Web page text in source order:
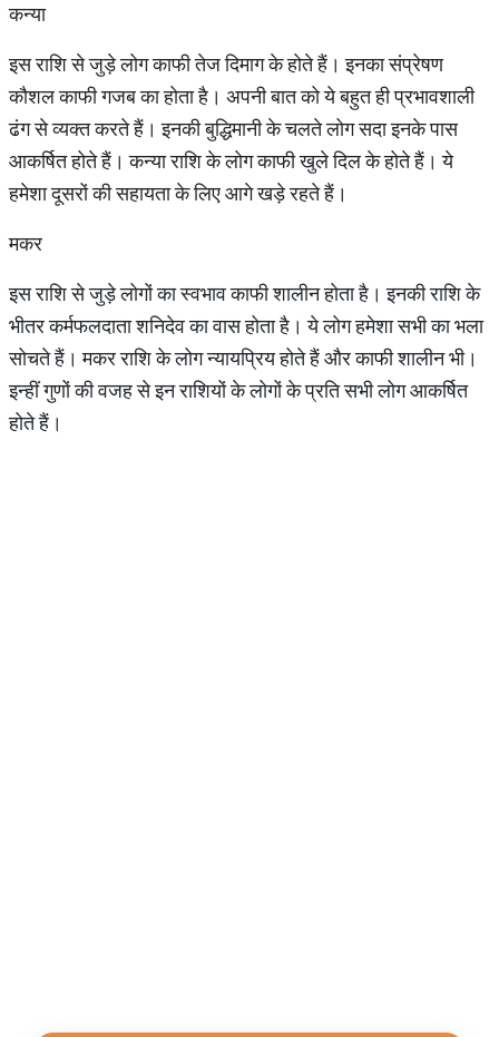
कन्या
इस राशि से जुड़े लोग काफी तेज दिमाग के होते हैं। इनका संप्रेषण
कौशल काफी गजब का होता है। अपनी बात को ये बहुत ही प्रभावशाली
ढंग से व्यक्त करते हैं। इनकी बुद्धिमानी के चलते लोग सदा इनके पास
आकर्षित होते हैं। कन्या राशि के लोग काफी खुले दिल के होते हैं। ये
हमेशा दूसरों की सहायता के लिए आगे खड़े रहते हैं।
मकर
इस राशि से जुड़े लोगों का स्वभाव काफी शालीन होता है। इनकी राशि के
भीतर कर्मफलदाता शनिदेव का वास होता है। ये लोग हमेशा सभी का भला
सोचते हैं। मकर राशि के लोग न्यायप्रिय होते हैं और काफी शालीन भी।
इन्हीं गुणों की वजह से इन राशियों के लोगों के प्रति सभी लोग आकर्षित
होते हैं।